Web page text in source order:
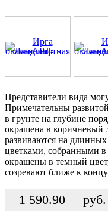
Представители вида
Примечательны
в грунте на глубине
окрашена в коричневый
развиваются на
цветками, собранными
окрашены в темный
созревают ближе к концу
1 590.90 руб.